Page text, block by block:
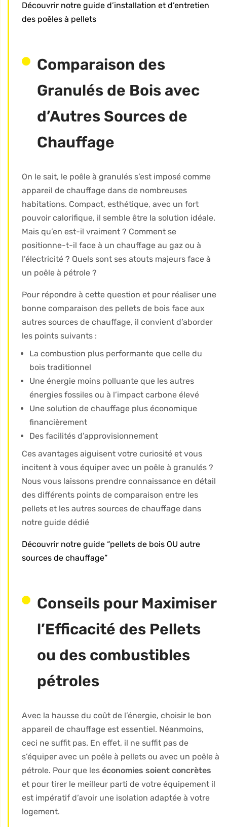
Découvrir notre guide d’installation et d’entretien
des poêles à pellets
Comparaison des
Granulés de Bois avec
d’Autres Sources de
Chauffage
On le sait, le poêle à granulés s’est imposé comme
appareil de chauffage dans de nombreuses
habitations. Compact, esthétique, avec un fort
pouvoir calorifique, il semble être la solution idéale.
Mais qu’en est-il vraiment ? Comment se
positionne-t-il face à un chauffage au gaz ou à
l’électricité ? Quels sont ses atouts majeurs face à
un poêle à pétrole ?
Pour répondre à cette question et pour réaliser une
bonne comparaison des pellets de bois face aux
autres sources de chauffage, il convient d’aborder
les points suivants :
La combustion plus performante que celle du
bois traditionnel
Une énergie moins polluante que les autres
énergies fossiles ou à l’impact carbone élevé
Une solution de chauffage plus économique
financièrement
Des facilités d’approvisionnement
Ces avantages aiguisent votre curiosité et vous
incitent à vous équiper avec un poêle à granulés ?
Nous vous laissons prendre connaissance en détail
des différents points de comparaison entre les
pellets et les autres sources de chauffage dans
notre guide dédié
Découvrir notre guide “pellets de bois OU autre
sources de chauffage”
Conseils pour Maximiser
l’Efficacité des Pellets
ou des combustibles
pétroles
Avec la hausse du coût de l’énergie, choisir le bon
appareil de chauffage est essentiel. Néanmoins,
ceci ne suffit pas. En effet, il ne suffit pas de
s’équiper avec un poêle à pellets ou avec un poêle à
pétrole. Pour que les économies soient concrètes
et pour tirer le meilleur parti de votre équipement il
est impératif d’avoir une isolation adaptée à votre
logement.